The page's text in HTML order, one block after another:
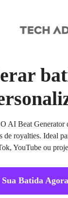
AI Beat
royalties. Ideal
YouTube ou
Batida